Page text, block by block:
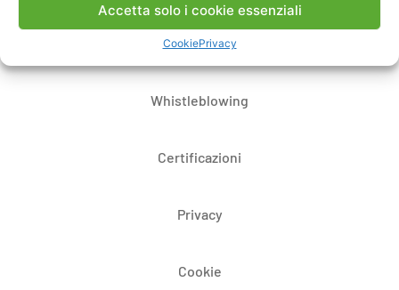
Accetta solo i cookie essenziali
CookiePrivacy
Bandi di gara e contratti
Whistleblowing
Certificazioni
Privacy
Cookie